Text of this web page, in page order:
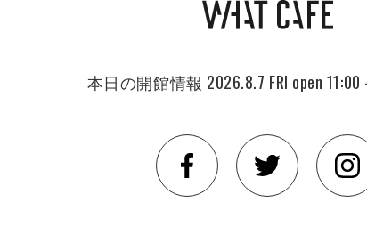
本日の開館情報 2026.8.7 FRI open